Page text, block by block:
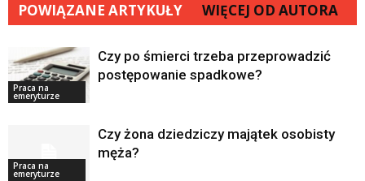
POWIĄZANE ARTYKUŁY WIĘCEJ OD AUTORA
Praca na
emeryturze
Czy po śmierci trzeba przeprowadzić
postępowanie spadkowe?
Praca na
emeryturze
Czy żona dziedziczy majątek osobisty
męża?